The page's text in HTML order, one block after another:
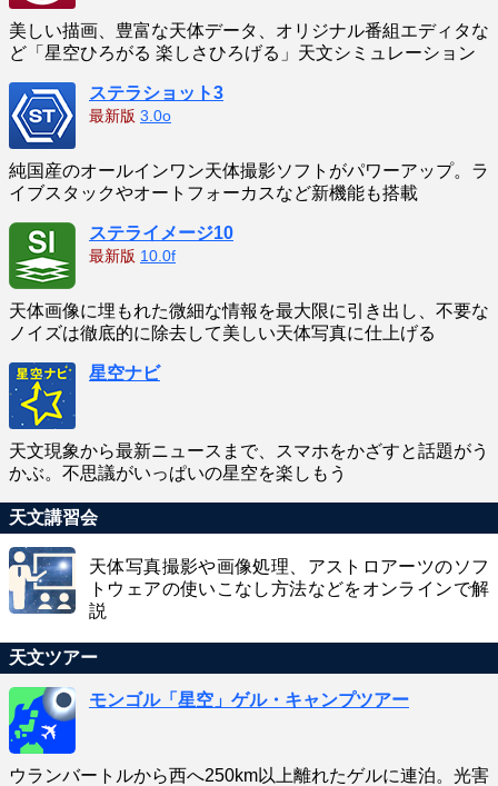
美しい描画、豊富な天体データ、オリジナル番組エディタな
ど「星空ひろがる 楽しさひろげる」天文シミュレーション
ステラショット3
最新版 3.0o
純国産のオールインワン天体撮影ソフトがパワーアップ。ラ
イブスタックやオートフォーカスなど新機能も搭載
ステライメージ10
最新版 10.0f
天体画像に埋もれた微細な情報を最大限に引き出し、不要な
ノイズは徹底的に除去して美しい天体写真に仕上げる
星空ナビ
天文現象から最新ニュースまで、スマホをかざすと話題がう
かぶ。不思議がいっぱいの星空を楽しもう
天文講習会
天体写真撮影や画像処理、アストロアーツのソフ
トウェアの使いこなし方法などをオンラインで解
説
天文ツアー
モンゴル「星空」ゲル・キャンプツアー
ウランバートルから西へ250km以上離れたゲルに連泊。光害